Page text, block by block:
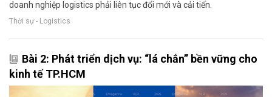
doanh nghiệp logistics phải liên tục đổi mới và cải tiến.
Thời sự - Logistics
Bài 2: Phát triển dịch vụ: “lá chắn” bền vững cho
kinh tế TP.HCM